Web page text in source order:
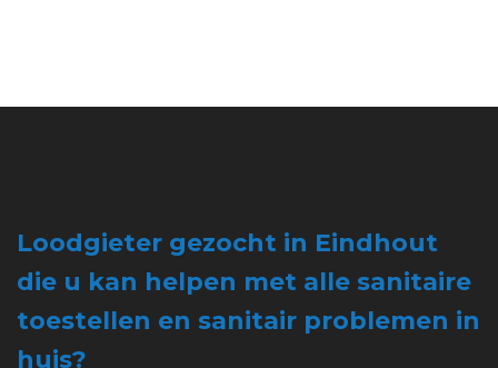
Loodgieter gezocht in Eindhout
die u kan helpen met alle sanitaire
toestellen en sanitair problemen in
huis?